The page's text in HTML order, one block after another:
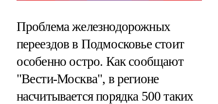
Проблема железнодорожных
переездов в Подмосковье стоит
особенно остро. Как сообщают
"Вести-Москва", в регионе
насчитывается порядка 500 таких